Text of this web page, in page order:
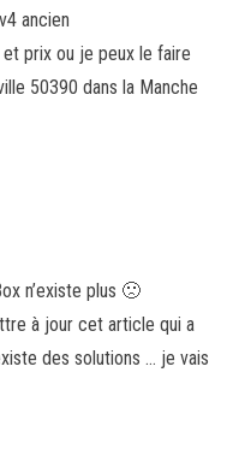
ancien
prix ou je peux le faire
50390 dans la Manche
n’existe plus 🙁
à jour cet article qui a
des solutions … je vais